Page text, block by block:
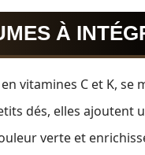
À
vitamines C et K,
dés, elles ajoutent
verte et